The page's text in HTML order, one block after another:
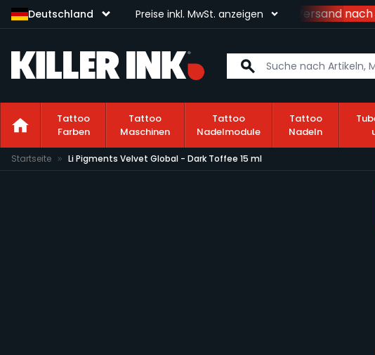
Deutschland Preise inkl. MwSt. anzeigen
Sichere dir kostenlosen Versand nach
Tattoo
Farben
Tattoo
Maschinen
Tattoo
Nadelmodule
Tattoo
Nadeln
Zum Inhalt springen
Startseite Li Pigments Velvet Global - Dark Toffee 15 ml